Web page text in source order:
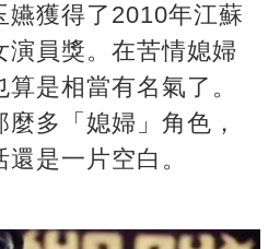
嬿獲得了2010年江蘇
演員獎。在苦情媳婦
是相當有名氣了。
多「媳婦」角色，
是一片空白。